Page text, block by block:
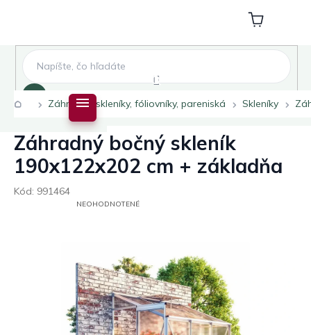
Nákupný
košík
DomovZáhradné skleníky, fóliovníky, pareniská Skleníky
Záhradný bočný skleník
190x122x202 cm + základňa
Kód: 991464
PRIEMERNÉ
HVIEZDIČIEK.
NEOHODNOTENÉ